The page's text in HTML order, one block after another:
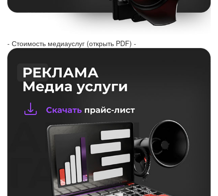
- Стоимость медиауслуг (открыть PDF) -